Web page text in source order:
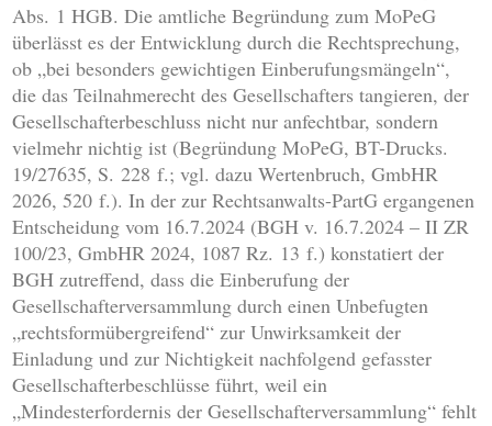
Abs. 1 HGB. Die amtliche Begründung zum MoPeG
überlässt es der Entwicklung durch die Rechtsprechung,
ob „bei besonders gewichtigen Einberufungsmängeln“,
die das Teilnahmerecht des Gesellschafters tangieren, der
Gesellschafterbeschluss nicht nur anfechtbar, sondern
vielmehr nichtig ist (Begründung MoPeG, BT-Drucks.
19/27635, S. 228 f.; vgl. dazu Wertenbruch, GmbHR
2026, 520 f.). In der zur Rechtsanwalts-PartG ergangenen
Entscheidung vom 16.7.2024 (BGH v. 16.7.2024 – II ZR
100/23, GmbHR 2024, 1087 Rz. 13 f.) konstatiert der
BGH zutreffend, dass die Einberufung der
Gesellschafterversammlung durch einen Unbefugten
„rechtsformübergreifend“ zur Unwirksamkeit der
Einladung und zur Nichtigkeit nachfolgend gefasster
Gesellschafterbeschlüsse führt, weil ein
„Mindesterfordernis der Gesellschafterversammlung“ fehlt